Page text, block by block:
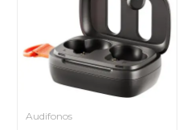
Audifonos